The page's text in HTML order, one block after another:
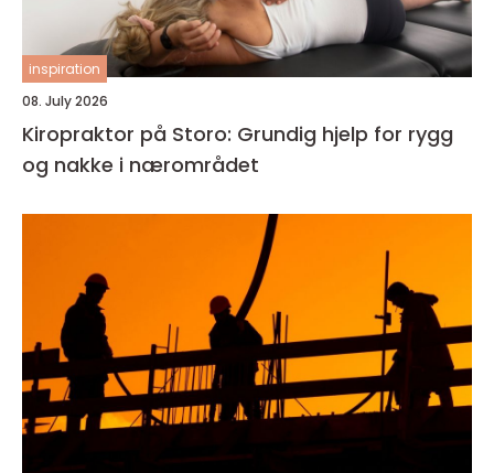
inspiration
08. July 2026
Kiropraktor på Storo: Grundig hjelp for rygg
og nakke i nærområdet